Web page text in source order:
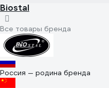
Biostal
Все товары бренда
Россия — родина бренда